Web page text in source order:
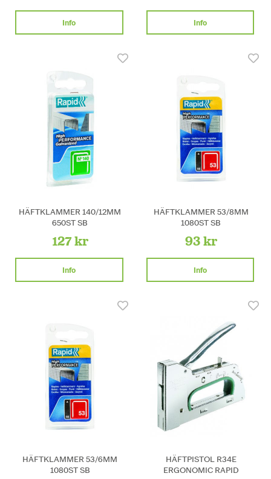
Info Info
HÄFTKLAMMER 140/12MM
650ST SB
127 kr
Info
HÄFTKLAMMER 53/8MM
1080ST SB
93 kr
Info
HÄFTKLAMMER 53/6MM
1080ST SB
HÄFTPISTOL R34E
ERGONOMIC RAPID